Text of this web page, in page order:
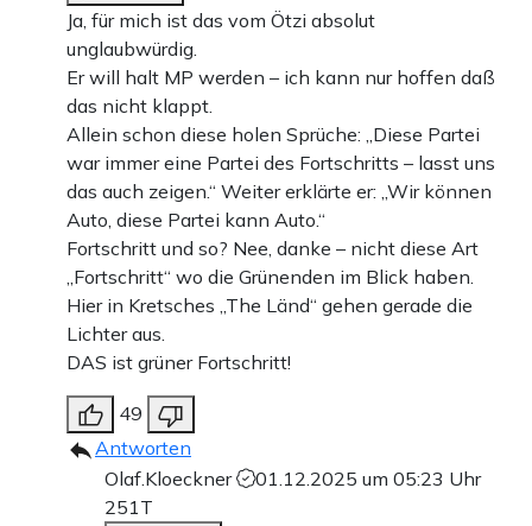
Ja, für mich ist das vom Ötzi absolut
unglaubwürdig.
Er will halt MP werden – ich kann nur hoffen daß
das nicht klappt.
Allein schon diese holen Sprüche: „Diese Partei
war immer eine Partei des Fortschritts – lasst uns
das auch zeigen.“ Weiter erklärte er: „Wir können
Auto, diese Partei kann Auto.“
Fortschritt und so? Nee, danke – nicht diese Art
„Fortschritt“ wo die Grünenden im Blick haben.
Hier in Kretsches „The Länd“ gehen gerade die
Lichter aus.
DAS ist grüner Fortschritt!
49
Antworten
Olaf.Kloeckner
01.12.2025 um 05:23 Uhr
251T